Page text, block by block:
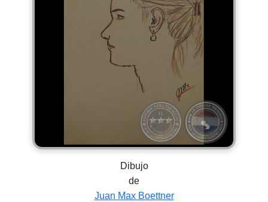
Dibujo
de
Juan Max Boettner